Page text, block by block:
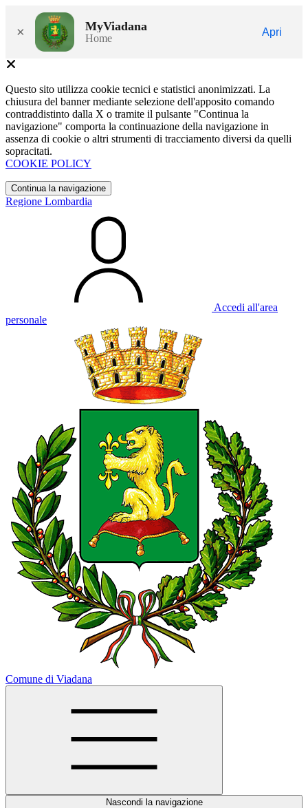
× MyViadana
Home
Apri
Questo sito utilizza cookie tecnici e statistici anonimizzati. La
chiusura del banner mediante selezione dell'apposito comando
contraddistinto dalla X o tramite il pulsante "Continua la
navigazione" comporta la continuazione della navigazione in
assenza di cookie o altri strumenti di tracciamento diversi da quelli
sopracitati.
COOKIE POLICY
Continua la navigazione
Regione Lombardia
Accedi all'area
personale
Comune di Viadana
Nascondi la navigazione